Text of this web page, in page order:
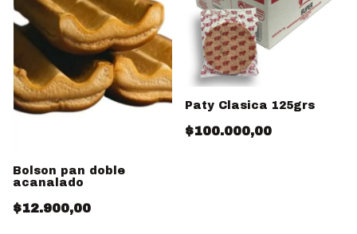
Bolson pan doble
acanalado
$12.900,00
Paty Clasica 125grs
$100.000,00